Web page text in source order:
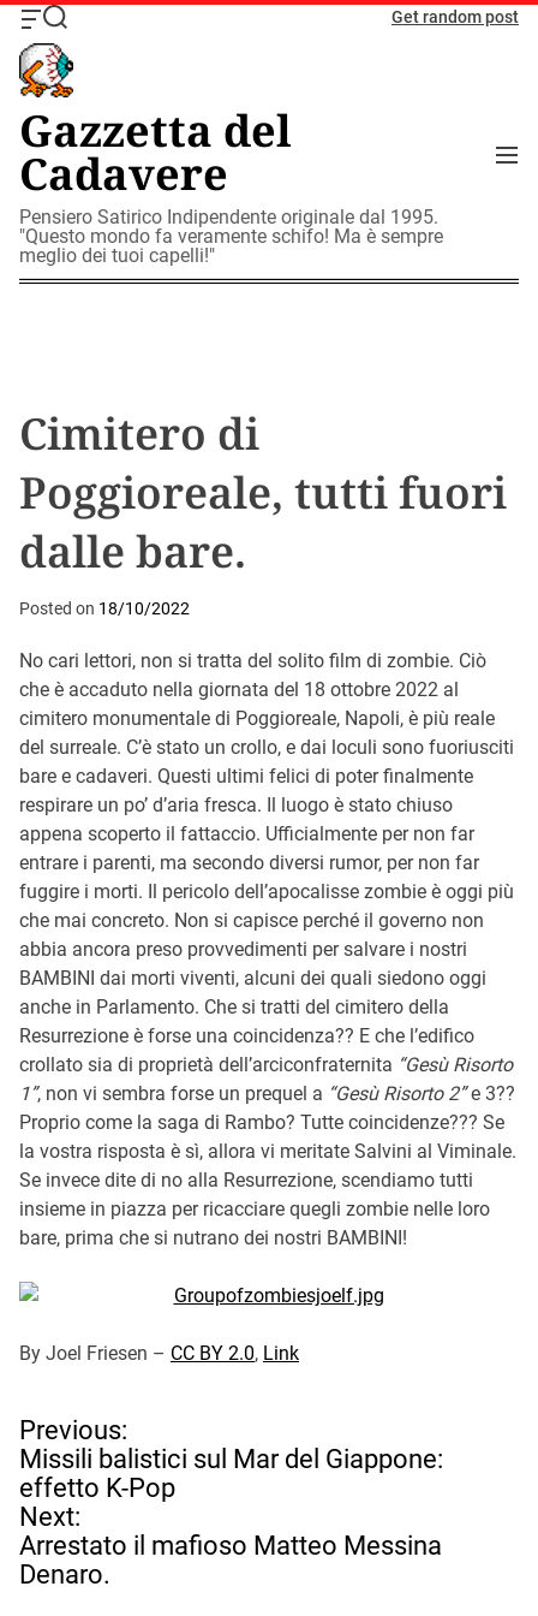
S
O
f
f
c
a
n
v
a
s
W
i
d
S
e
a
r
c
h
Get random post
Gazzetta del
Cadavere
Pensiero Satirico Indipendente originale dal 1995.
"Questo mondo fa veramente schifo! Ma è sempre
meglio dei tuoi capelli!"
M
Cimitero di
Poggioreale, tutti fuori
dalle bare.
Posted on 18/10/2022
No cari lettori, non si tratta del solito film di zombie. Ciò
che è accaduto nella giornata del 18 ottobre 2022 al
cimitero monumentale di Poggioreale, Napoli, è più reale
del surreale. C’è stato un crollo, e dai loculi sono fuoriusciti
bare e cadaveri. Questi ultimi felici di poter finalmente
respirare un po’ d’aria fresca. Il luogo è stato chiuso
appena scoperto il fattaccio. Ufficialmente per non far
entrare i parenti, ma secondo diversi rumor, per non far
fuggire i morti. Il pericolo dell’apocalisse zombie è oggi più
che mai concreto. Non si capisce perché il governo non
abbia ancora preso provvedimenti per salvare i nostri
BAMBINI dai morti viventi, alcuni dei quali siedono oggi
anche in Parlamento. Che si tratti del cimitero della
Resurrezione è forse una coincidenza?? E che l’edifico
crollato sia di proprietà dell’arciconfraternita “Gesù Risorto
1”, non vi sembra forse un prequel a “Gesù Risorto 2”e 3??
Proprio come la saga di Rambo? Tutte coincidenze??? Se
la vostra risposta è sì, allora vi meritate Salvini al Viminale.
Se invece dite di no alla Resurrezione, scendiamo tutti
insieme in piazza per ricacciare quegli zombie nelle loro
bare, prima che si nutrano dei nostri BAMBINI!
By Joel Friesen – CC BY 2.0, Link
N
a
v
i
g
a
z
Previous:
Missili balistici sul Mar del Giappone:
effetto K-Pop
Next:
Arrestato il mafioso Matteo Messina
Denaro.